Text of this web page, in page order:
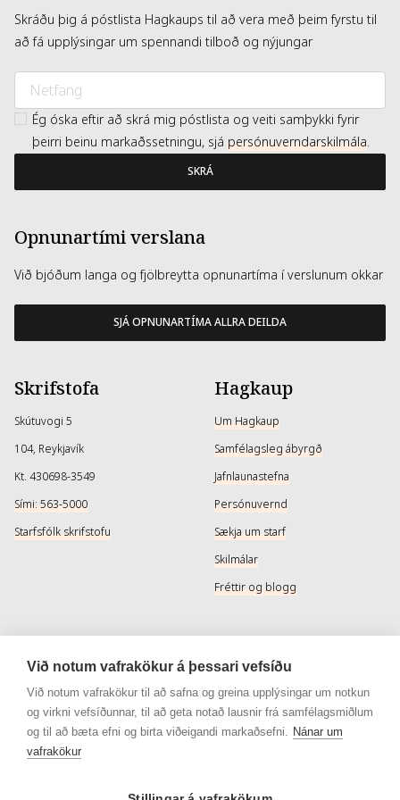
Skráðu þig á póstlista Hagkaups til að vera með þeim fyrstu til
að fá upplýsingar um spennandi tilboð og nýjungar
Ég óska eftir að skrá mig póstlista og veiti samþykki fyrir
þeirri beinu markaðssetningu, sjá persónuverndarskilmála.
SKRÁ
Opnunartími verslana
Við bjóðum langa og fjölbreytta opnunartíma í verslunum okkar
SJÁ OPNUNARTÍMA ALLRA DEILDA
Skrifstofa
Skútuvogi 5
104, Reykjavík
Kt. 430698-3549
Sími: 563-5000
Starfsfólk skrifstofu
Hagkaup
Um Hagkaup
Samfélagsleg ábyrgð
Jafnlaunastefna
Persónuvernd
Sækja um starf
Skilmálar
Fréttir og blogg
Þjónusta
Afhendingarmöguleikar
Skilareglur
Algengar spurningar
Samfélagsmiðlar
Instagram
Instagram - Snyrtivara
Við notum vafrakökur á þessari vefsíðu
Við notum vafrakökur til að safna og greina upplýsingar um notkun
og virkni vefsíðunnar, til að geta notað lausnir frá samfélagsmiðlum
og til að bæta efni og birta viðeigandi markaðsefni. Nánar um
vafrakökur